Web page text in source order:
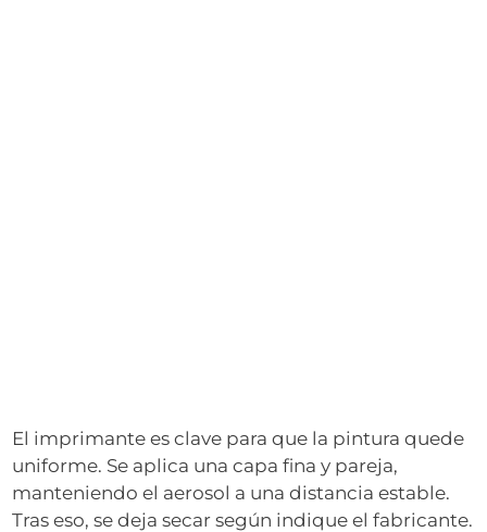
El imprimante es clave para que la pintura quede
uniforme. Se aplica una capa fina y pareja,
manteniendo el aerosol a una distancia estable.
Tras eso, se deja secar según indique el fabricante.